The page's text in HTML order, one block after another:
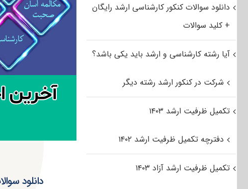
دانلود سوالات کنکور کارشناسی ارشد رایگان
+ کلید سوالات
آیا رشته کارشناسی و ارشد باید یکی باشد؟
شرکت در کنکور ارشد رشته دیگر
تکمیل ظرفیت ارشد ۱۴۰۳
دفترچه تکمیل ظرفیت ارشد ۱۴۰۲
تکمیل ظرفیت ارشد آزاد ۱۴۰۳